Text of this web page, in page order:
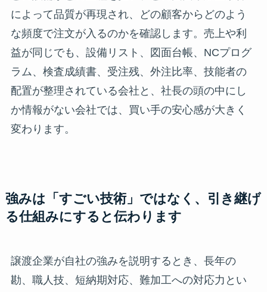
によって品質が再現され、どの顧客からどのよう
な頻度で注文が入るのかを確認します。売上や利
益が同じでも、設備リスト、図面台帳、NCプログ
ラム、検査成績書、受注残、外注比率、技能者の
配置が整理されている会社と、社長の頭の中にし
か情報がない会社では、買い手の安心感が大きく
変わります。
強みは「すごい技術」ではなく、引き継げ
る仕組みにすると伝わります
譲渡企業が自社の強みを説明するとき、長年の
勘、職人技、短納期対応、難加工への対応力とい